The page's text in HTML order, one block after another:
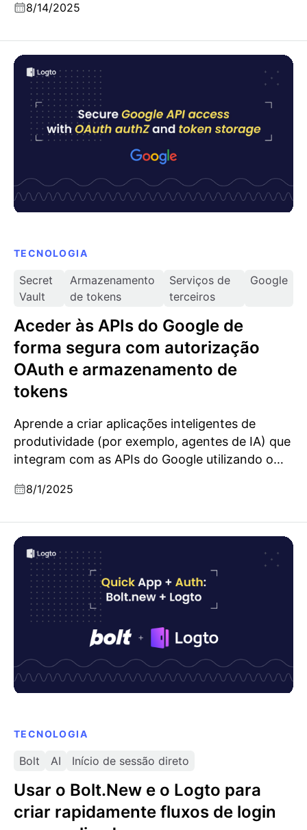
8/14/2025
TECNOLOGIA
Secret
Vault
Armazenamento
de tokens
Serviços de
terceiros
Google
Aceder às APIs do Google de
forma segura com autorização
OAuth e armazenamento de
tokens
Aprende a criar aplicações inteligentes de
produtividade (por exemplo, agentes de IA) que
integram com as APIs do Google utilizando o
armazenamento de tokens de atualização,
8/1/2025
Aceder às APIs do Google de forma segura com
autorização OAuth e armazenamento de tokens
TECNOLOGIA
Bolt AI Início de sessão direto
Usar o Bolt.New e o Logto para
criar rapidamente fluxos de login
Usar o Bolt.New e o Logto para criar rapidamente
fluxos de login personalizados